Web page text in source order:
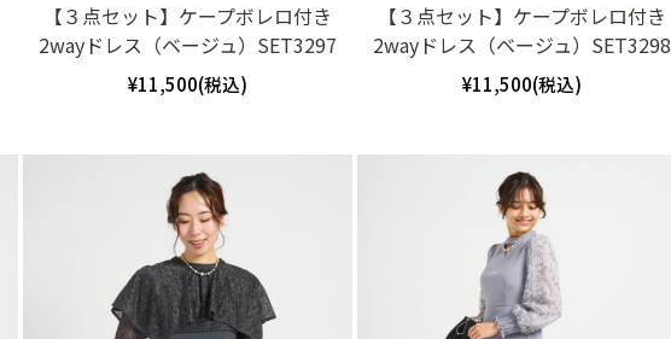
【３点セット】ケープボレロ付き
2wayドレス（ベージュ）SET3297
¥11,500(税込)
【３点セット】ケープボレロ付き
2wayドレス（ベージュ）SET3298
¥11,500(税込)